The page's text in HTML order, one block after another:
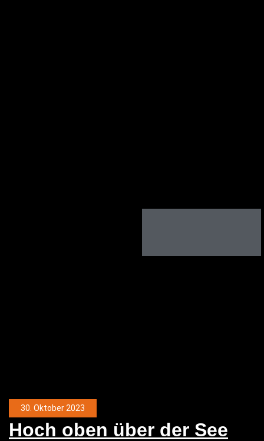
30. Oktober 2023
Hoch oben über der See